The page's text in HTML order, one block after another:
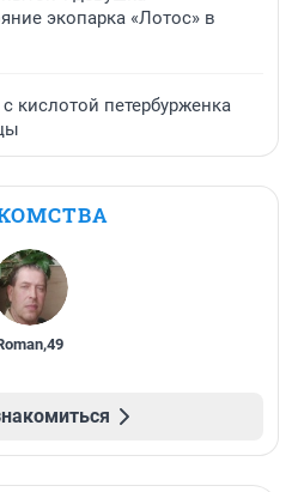
экопарка «Лотос» в
кислотой петербурженка
,49